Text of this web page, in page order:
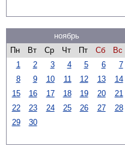
ноябрь
Пн
Вт Ср Чт Пт Сб
Вс
1
2 3 4 5 6
7
8
9 10 11 12 13
14
15
16 17 18 19 20
21
22
23 24 25 26 27
28
29
30